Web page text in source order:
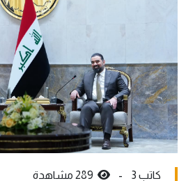
كاتب 3 -